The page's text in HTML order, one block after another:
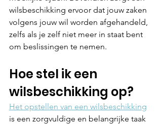
wilsbeschikking ervoor dat jouw zaken
volgens jouw wil worden afgehandeld,
zelfs als je zelf niet meer in staat bent
om beslissingen te nemen.
Hoe stel ik een
wilsbeschikking op?
Het opstellen van een wilsbeschikking
is een zorgvuldige en belangrijke taak